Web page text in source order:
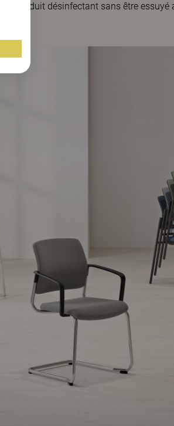
produit désinfectant sans être essuyé